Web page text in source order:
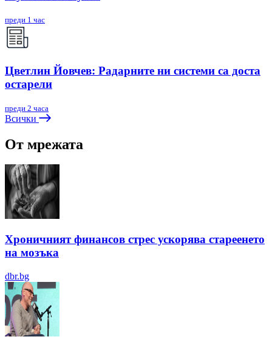
преди 1 час
Цветлин Йовчев: Радарните ни системи са доста
остарели
преди 2 часа
Всички
От мрежата
Хроничният финансов стрес ускорява стареенето
на мозъка
dbr.bg